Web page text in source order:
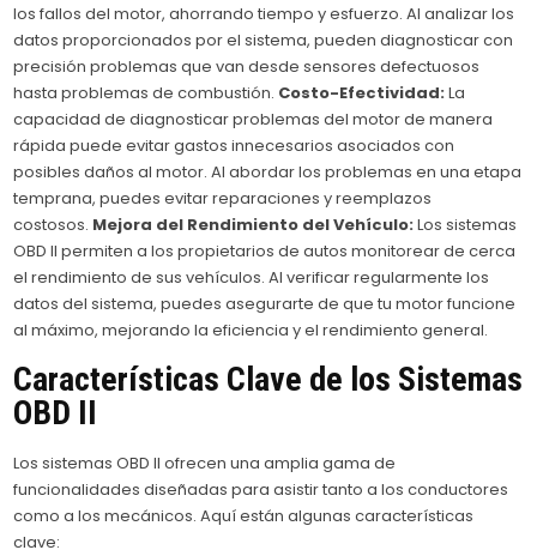
los fallos del motor, ahorrando tiempo y esfuerzo. Al analizar los
datos proporcionados por el sistema, pueden diagnosticar con
precisión problemas que van desde sensores defectuosos
hasta problemas de combustión. Costo-Efectividad:La
capacidad de diagnosticar problemas del motor de manera
rápida puede evitar gastos innecesarios asociados con
posibles daños al motor. Al abordar los problemas en una etapa
temprana, puedes evitar reparaciones y reemplazos
costosos. Mejora del Rendimiento del Vehículo:Los sistemas
OBD II permiten a los propietarios de autos monitorear de cerca
el rendimiento de sus vehículos. Al verificar regularmente los
datos del sistema, puedes asegurarte de que tu motor funcione
al máximo, mejorando la eficiencia y el rendimiento general.
Características Clave de los Sistemas
OBD II
Los sistemas OBD II ofrecen una amplia gama de
funcionalidades diseñadas para asistir tanto a los conductores
como a los mecánicos. Aquí están algunas características
clave: